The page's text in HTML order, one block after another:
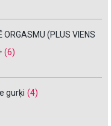
(PLUS VIENS
(6)
gurķi (4)